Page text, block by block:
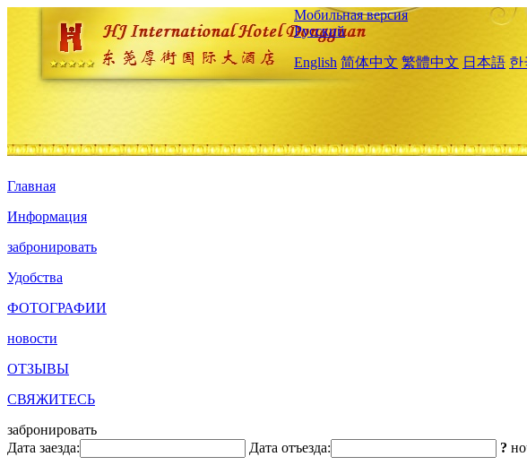
Мобильная версия
Русский
English 简体中文 繁體中文 日本語 한
Главная
Информация
забронировать
Удобства
ФОТОГРАФИИ
новости
ОТЗЫВЫ
СВЯЖИТЕСЬ
забронировать
Дата заезда:
Дата отъезда: ?